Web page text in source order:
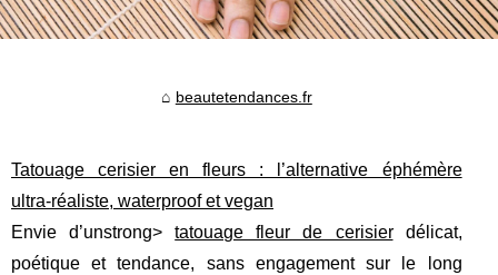
beautetendances.fr
Tatouage cerisier en fleurs : l’alternative éphémère
ultra‑réaliste, waterproof et vegan
Envie d’unstrong>tatouage fleur de cerisierdélicat,
poétique et tendance, sans engagement sur le long